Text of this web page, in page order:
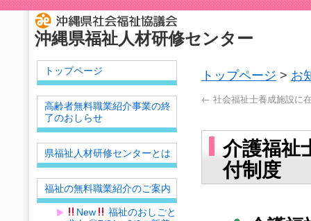
沖縄県福祉人材研修センター
トップページ > お
← 社会福祉士養成施設に
介護福祉
付制度
トップページ
高齢者無料職業紹介事業の終
了のおしらせ
県福祉人材研修センターとは
福祉の無料職業紹介のご案内
New
福祉のおしごと